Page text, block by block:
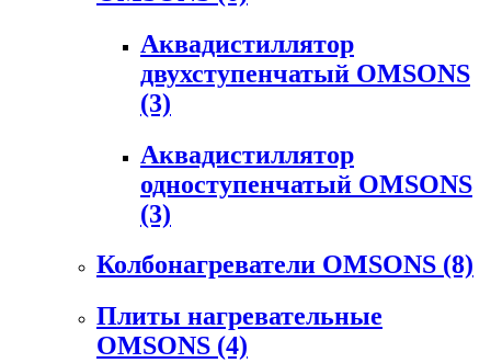
Аквадистиллятор
двухступенчатый OMSONS
(3)
Аквадистиллятор
одноступенчатый OMSONS
(3)
Колбонагреватели OMSONS (8)
Плиты нагревательные
OMSONS (4)